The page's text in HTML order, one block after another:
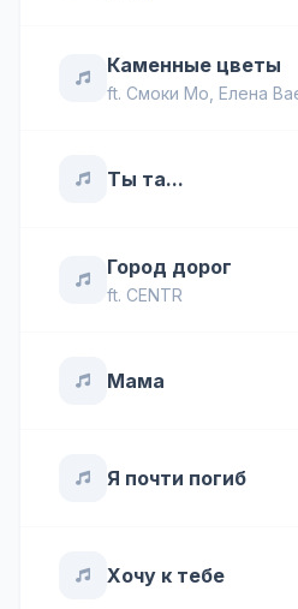
Каменные цветы
ft. Смоки Мо Елена
Ты та...
Город дорог
ft. CENTR
Мама
Я почти погиб
Хочу к тебе